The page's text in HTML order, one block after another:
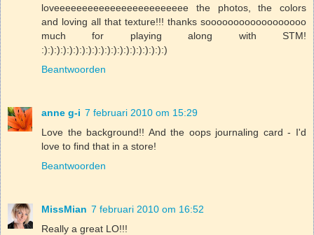
loveeeeeeeeeeeeeeeeeeeeeeee the photos, the colors
and loving all that texture!!! thanks soooooooooooooooooo
much for playing along with STM!
:):):):):):):):):):):):):):):):):):):):)
Beantwoorden
anne g-i 7 februari 2010 om 15:29
Love the background!! And the oops journaling card - I'd
love to find that in a store!
Beantwoorden
MissMian 7 februari 2010 om 16:52
Really a great LO!!!